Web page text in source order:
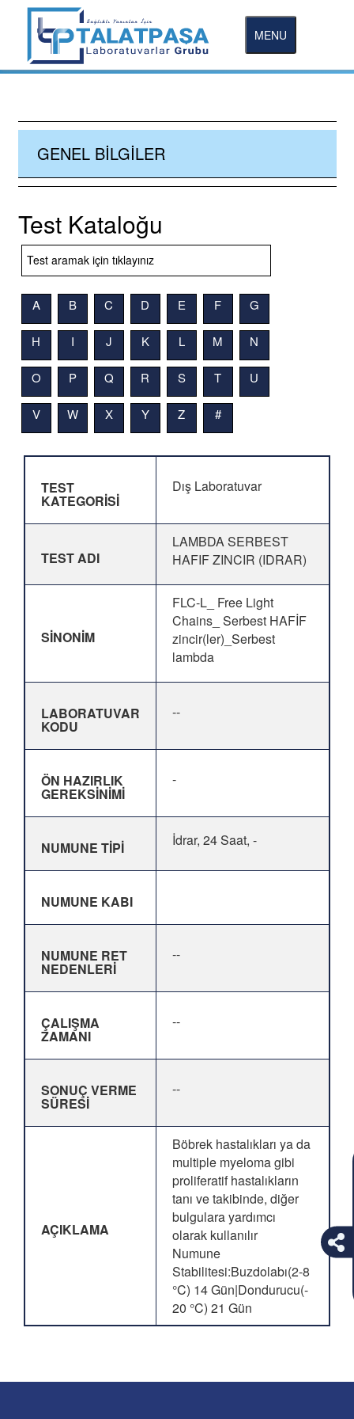
MENU
GENEL BILGILER
Test Kataloğu
A B C D E F G
H I J K L M N
O P Q R S T U
V W X Y Z #
TEST
KATEGORİSİ
Dış Laboratuvar
TEST ADI
LAMBDA SERBEST
HAFIF ZINCIR (IDRAR)
SİNONİM
FLC-L_ Free Light
Chains_ Serbest HAFİF
zincir(ler)_Serbest
lambda
LABORATUVAR
KODU
--
ÖN HAZIRLIK
GEREKSİNİMİ
-
NUMUNE TİPİ İdrar, 24 Saat, -
NUMUNE KABI
NUMUNE RET
NEDENLERİ
--
ÇALIŞMA
ZAMANI
--
SONUÇ VERME
SÜRESİ
--
AÇIKLAMA
Böbrek hastalıkları ya da
multiple myeloma gibi
proliferatif hastalıkların
tanı ve takibinde, diğer
bulgulara yardımcı
olarak kullanılır
Numune
Stabilitesi:Buzdolabı(2-8
°C) 14 Gün|Dondurucu(-
20 °C) 21 Gün